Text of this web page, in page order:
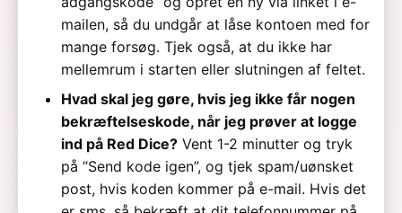
mailen, så du undgår at låse kontoen med for
mange forsøg. Tjek også, at du ikke har
mellemrum i starten eller slutningen af feltet.
Hvad skal jeg gøre, hvis jeg ikke får nogen
bekræftelseskode, når jeg prøver at logge
ind på Red Dice? Vent 1-2 minutter og tryk
på “Send kode igen”, og tjek spam/uønsket
post, hvis koden kommer på e-mail. Hvis det